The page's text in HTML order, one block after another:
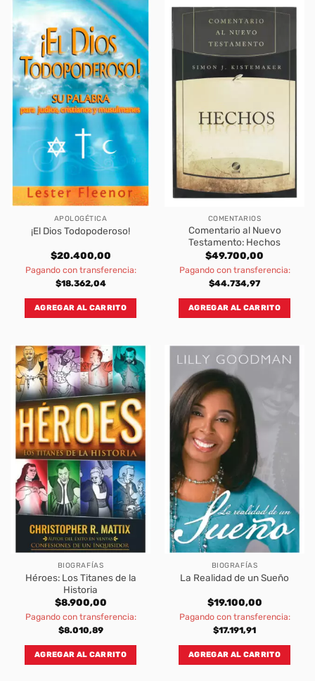
APOLOGÉTICA
¡El Dios Todopoderoso!
$20.400,00
Pagando con transferencia:
$18.362,04
AGREGAR AL CARRITO
COMENTARIOS
Comentario al Nuevo
Testamento: Hechos
$49.700,00
Pagando con transferencia:
$44.734,97
AGREGAR AL CARRITO
BIOGRAFÍAS
Héroes: Los Titanes de la
Historia
$8.900,00
Pagando con transferencia:
$8.010,89
AGREGAR AL CARRITO
BIOGRAFÍAS
La Realidad de un Sueño
$19.100,00
Pagando con transferencia:
$17.191,91
AGREGAR AL CARRITO